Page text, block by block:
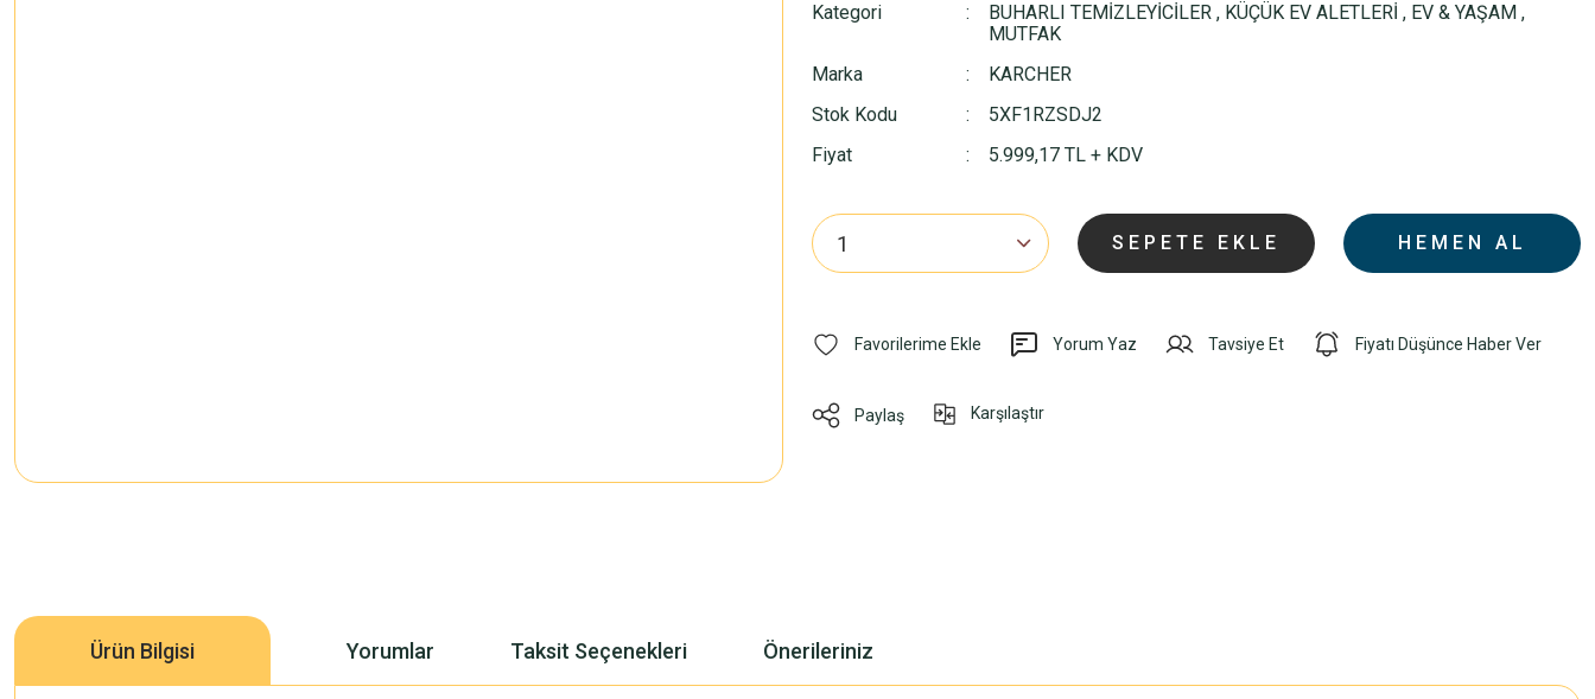
Kategori BUHARLI TEMİZLEYİCİLER , KÜÇÜK EV ALETLERİ , EV & YAŞAM ,
MUTFAK
Marka
KARCHER
Stok Kodu
5XF1RZSDJ2
Fiyat
5.999,17 TL + KDV
SEPETE EKLE HEMEN AL
Yorum Yaz Tavsiye Et Fiyatı Düşünce Haber Ver
Paylaş Karşılaştır
Ürün Bilgisi Yorumlar Taksit Seçenekleri Önerileriniz